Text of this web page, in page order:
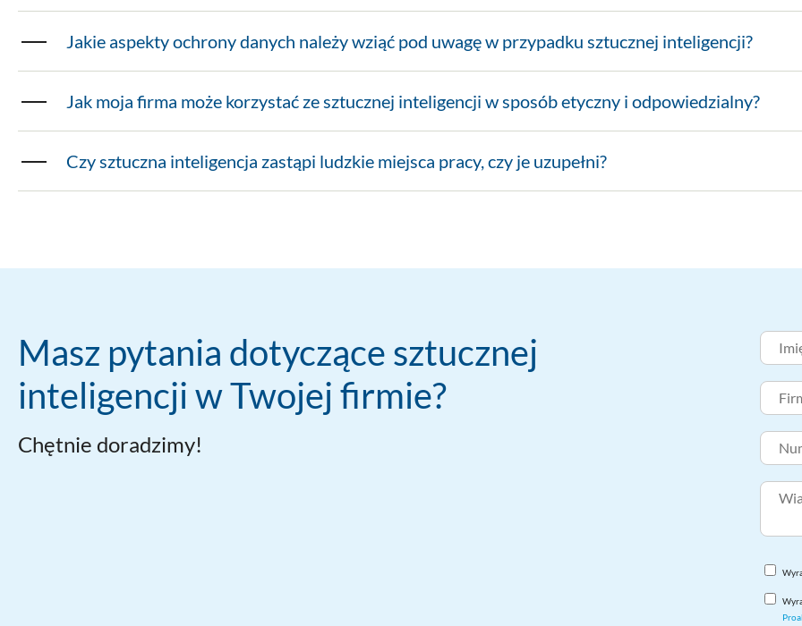
Jakie aspekty ochrony danych należy wziąć pod uwagę w przypadku sztucznej inteligencji?
Jak moja firma może korzystać ze sztucznej inteligencji w sposób etyczny i odpowiedzialny?
Czy sztuczna inteligencja zastąpi ludzkie miejsca pracy, czy je uzupełni?
Masz pytania dotyczące sztucznej
inteligencji w Twojej firmie?
Chętnie doradzimy!